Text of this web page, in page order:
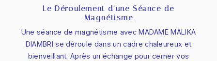
Le Déroulement d'une Séance de
Magnétisme
Une séance de magnétisme avec MADAME MALIKA
DIAMBRI se déroule dans un cadre chaleureux et
bienveillant. Après un échange pour cerner vos